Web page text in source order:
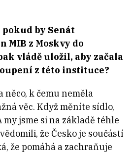
pokud by Senát
MIB z Moskvy do
vládě uložil, aby začala
z této instituce?
něco, k čemu neměla
věc. Když měníte sídlo,
jsme si na základě téhle
že Česko je součástí
že pomáhá a zachraňuje